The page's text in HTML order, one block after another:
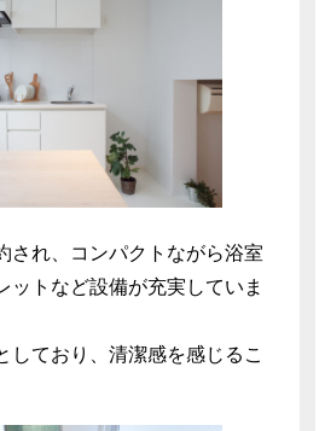
され、コンパクトながら浴室
ットなど設備が充実していま
しており、清潔感を感じるこ